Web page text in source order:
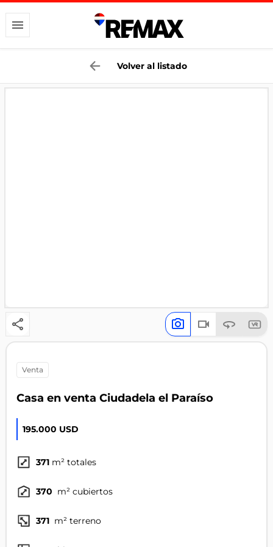
Volver al listado
venta
Casa en venta Ciudadela el Paraíso
195.000 USD
371 m² totales
370 m² cubiertos
371 m² terreno